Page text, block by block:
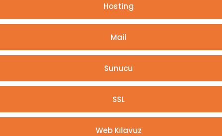
Hosting
Mail
Sunucu
SSL
Web Kılavuz